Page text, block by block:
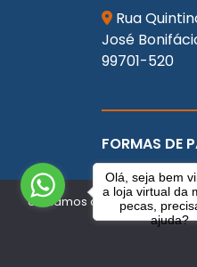
Rua
José
99701-520
FORMAS DE
Utilizamos cookies para
Olá, seja bem
a loja virtual da
pecas,
ajuda?